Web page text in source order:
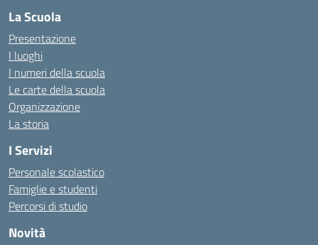
La Scuola
Presentazione
I luoghi
I numeri della scuola
Le carte della scuola
Organizzazione
La storia
I Servizi
Personale scolastico
Famiglie e studenti
Percorsi di studio
Novità